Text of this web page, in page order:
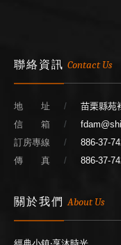
聯絡資訊 Contact Us
地 址
苗栗縣苑
信 箱
訂房專線
886-37-
傳 真
886-37-
關於我們 About Us